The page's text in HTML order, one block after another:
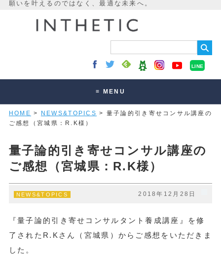
LINE
≡ MENU
未来最適化とは
お客様の声
読みもの
オンラインサロン
HOME > NEWS&TOPICS > 量子論的引き寄せコンサル講座の
ご感想（宮城県：R.K様）
量子論的引き寄せコンサル講座の
ご感想（宮城県：R.K様）
NEWS&TOPICS 2018年12月28日
『量子論的引き寄せコンサルタント養成講座』を修
了されたR.Kさん（宮城県）からご感想をいただきま
した。